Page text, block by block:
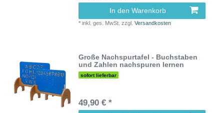
In den Warenkorb
*inkl. ges. MwSt. zzgl.Versandkosten
Große Nachspurtafel - Buchstaben
und Zahlen nachspuren lernen
sofort lieferbar
49,90 € *